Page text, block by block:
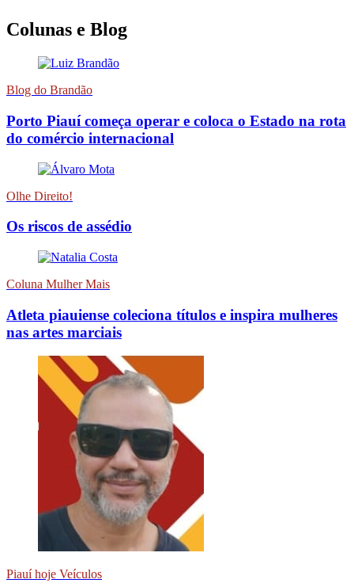
Colunas e Blog
Blog do Brandão
Porto Piauí começa operar e coloca o Estado na rota
do comércio internacional
Olhe Direito!
Os riscos de assédio
Coluna Mulher Mais
Atleta piauiense coleciona títulos e inspira mulheres
nas artes marciais
Piauí hoje Veículos